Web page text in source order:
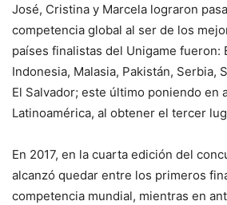
José, Cristina y Marcela lograron
competencia global al ser de los
países finalistas del Unigame fueron:
Indonesia, Malasia, Pakistán, Serbia,
El Salvador; este último poniendo en
Latinoamérica, al obtener el tercer
En 2017, en la cuarta edición del
alcanzó quedar entre los primeros
competencia mundial, mientras en